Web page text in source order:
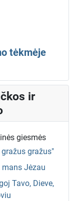
tėkmėje
ir
giesmės
gražus gražus"
mans Jėzau
Tavo, Dieve,